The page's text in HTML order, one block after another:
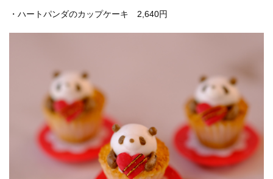
・ハートパンダのカップケーキ 2,640円